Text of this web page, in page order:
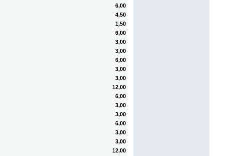
6,00
4,50
1,50
6,00
3,00
3,00
6,00
3,00
3,00
12,00
6,00
3,00
3,00
6,00
3,00
3,00
12,00